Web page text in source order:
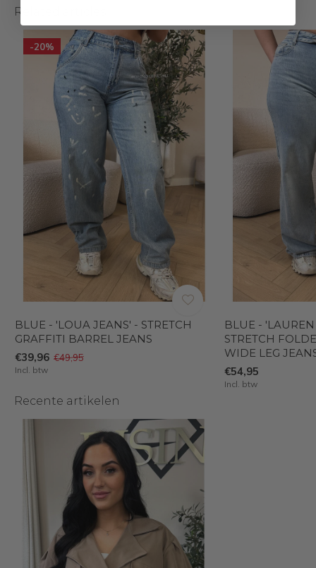
Related articles
-20%
BLUE - 'LOUA JEANS' - STRETCH
GRAFFITI BARREL JEANS
€39,96 €49,95
Incl. btw
BLUE -
STRETCH
WIDE LEG
€54,95
Incl. btw
Recente artikelen